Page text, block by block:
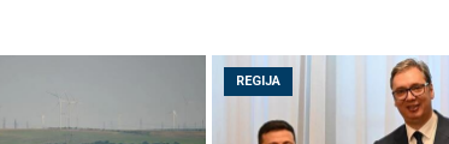
REGIJA